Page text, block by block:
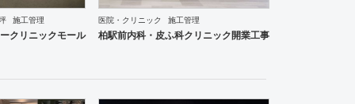
オフィス イベントブース・ショールーム エントランス ワーキングスペース
施工管理
クリニックモール
医院・クリニック 施工管理
柏駅前内科・皮ふ科クリニック開業工事